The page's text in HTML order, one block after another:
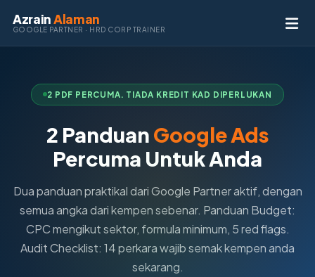
AzrainAlaman
GOOGLE PARTNER · HRD CORP TRAINER
2 PDF PERCUMA. TIADA KREDIT KAD DIPERLUKAN
2 PanduanGoogle Ads
Percuma Untuk Anda
Dua panduan praktikal dari Google Partner aktif, dengan
semua angka dari kempen sebenar. Panduan Budget:
CPC mengikut sektor, formula minimum, 5 red flags.
Audit Checklist: 14 perkara wajib semak kempen anda
sekarang.